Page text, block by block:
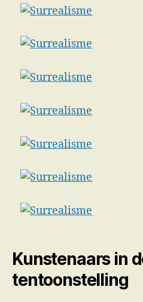
Kunstenaars in
tentoonstelling